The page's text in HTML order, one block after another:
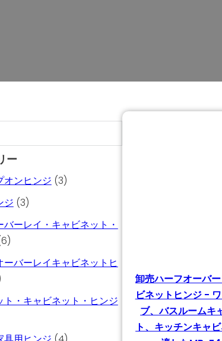
ー
オンヒンジ 33個の商品
ジ 33個の商品
バーレイ・キャビネット・
66個の商品
ーバーレイキャビネットヒ
の商品
ト・キャビネット・ヒンジ
品
卸売ハーフオーバ
ビネットヒンジ -
ブ、バスルームキ
ト、キッチンキャ